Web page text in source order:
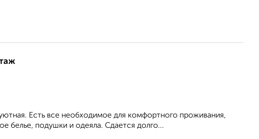
Есть все необходимое для комфортного проживания,
белье, подушки и одеяла. Сдается долго...